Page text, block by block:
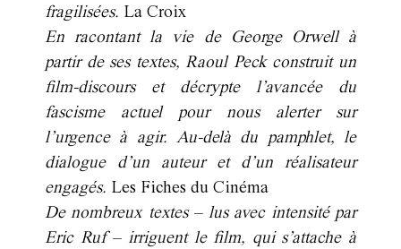
fragilisées. La Croix
En racontant la vie de George Orwell à
partir de ses textes, Raoul Peck construit un
film-discours et décrypte l’avancée du
fascisme actuel pour nous alerter sur
l’urgence à agir. Au-delà du pamphlet, le
dialogue d’un auteur et d’un réalisateur
engagés. Les Fiches du Cinéma
De nombreux textes – lus avec intensité par
Eric Ruf – irriguent le film, qui s’attache à